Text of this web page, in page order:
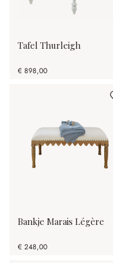
Tafel Thurleigh
€ 898,00
Bankje Marais Légère
€ 248,00